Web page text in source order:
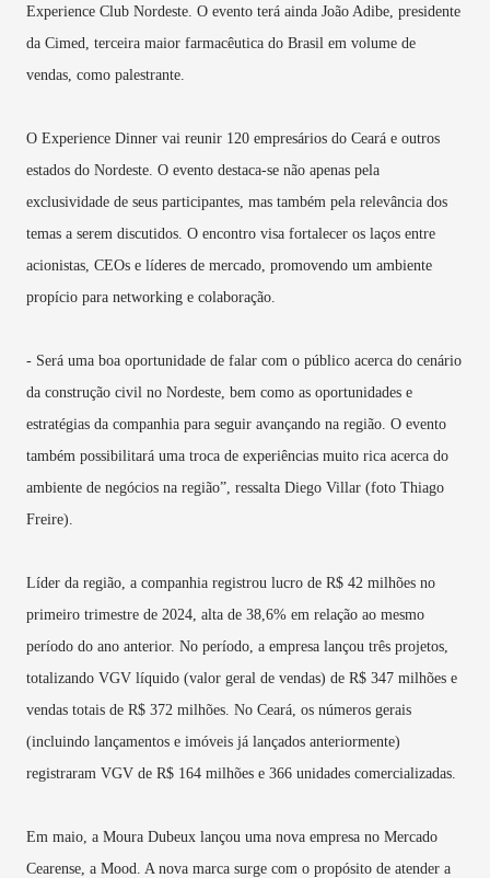
Experience Club Nordeste. O evento terá ainda João Adibe, presidente
da Cimed, terceira maior farmacêutica do Brasil em volume de
vendas, como palestrante.
O Experience Dinner vai reunir 120 empresários do Ceará e outros
estados do Nordeste. O evento destaca-se não apenas pela
exclusividade de seus participantes, mas também pela relevância dos
temas a serem discutidos. O encontro visa fortalecer os laços entre
acionistas, CEOs e líderes de mercado, promovendo um ambiente
propício para networking e colaboração.
- Será uma boa oportunidade de falar com o público acerca do cenário
da construção civil no Nordeste, bem como as oportunidades e
estratégias da companhia para seguir avançando na região. O evento
também possibilitará uma troca de experiências muito rica acerca do
ambiente de negócios na região”, ressalta Diego Villar (foto Thiago
Freire).
Líder da região, a companhia registrou lucro de R$ 42 milhões no
primeiro trimestre de 2024, alta de 38,6% em relação ao mesmo
período do ano anterior. No período, a empresa lançou três projetos,
totalizando VGV líquido (valor geral de vendas) de R$ 347 milhões e
vendas totais de R$ 372 milhões. No Ceará, os números gerais
(incluindo lançamentos e imóveis já lançados anteriormente)
registraram VGV de R$ 164 milhões e 366 unidades comercializadas.
Em maio, a Moura Dubeux lançou uma nova empresa no Mercado
Cearense, a Mood. A nova marca surge com o propósito de atender a